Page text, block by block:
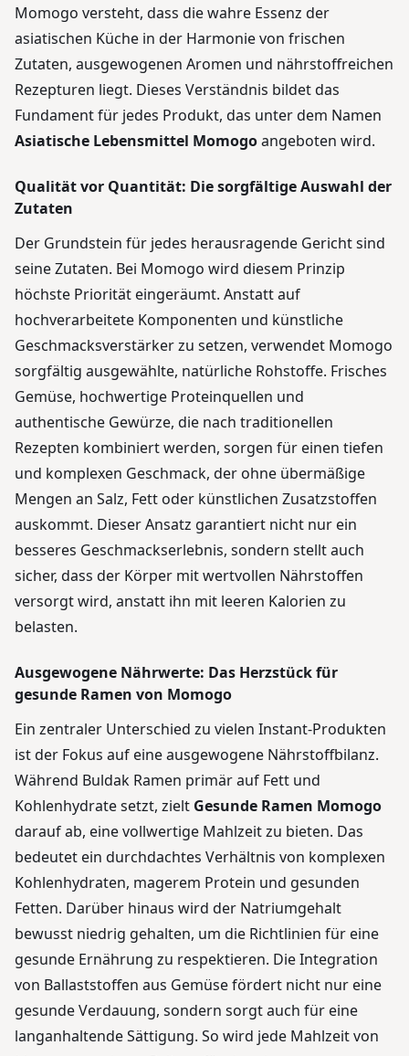
Momogo versteht, dass die wahre Essenz der
asiatischen Küche in der Harmonie von frischen
Zutaten, ausgewogenen Aromen und nährstoffreichen
Rezepturen liegt. Dieses Verständnis bildet das
Fundament für jedes Produkt, das unter dem Namen
Asiatische Lebensmittel Momogoangeboten wird.
Qualität vor Quantität: Die sorgfältige Auswahl der
Zutaten
Der Grundstein für jedes herausragende Gericht sind
seine Zutaten. Bei Momogo wird diesem Prinzip
höchste Priorität eingeräumt. Anstatt auf
hochverarbeitete Komponenten und künstliche
Geschmacksverstärker zu setzen, verwendet Momogo
sorgfältig ausgewählte, natürliche Rohstoffe. Frisches
Gemüse, hochwertige Proteinquellen und
authentische Gewürze, die nach traditionellen
Rezepten kombiniert werden, sorgen für einen tiefen
und komplexen Geschmack, der ohne übermäßige
Mengen an Salz, Fett oder künstlichen Zusatzstoffen
auskommt. Dieser Ansatz garantiert nicht nur ein
besseres Geschmackserlebnis, sondern stellt auch
sicher, dass der Körper mit wertvollen Nährstoffen
versorgt wird, anstatt ihn mit leeren Kalorien zu
belasten.
Ausgewogene Nährwerte: Das Herzstück für
gesunde Ramen von Momogo
Ein zentraler Unterschied zu vielen Instant-Produkten
ist der Fokus auf eine ausgewogene Nährstoffbilanz.
Während Buldak Ramen primär auf Fett und
Kohlenhydrate setzt, zielt Gesunde Ramen Momogo
darauf ab, eine vollwertige Mahlzeit zu bieten. Das
bedeutet ein durchdachtes Verhältnis von komplexen
Kohlenhydraten, magerem Protein und gesunden
Fetten. Darüber hinaus wird der Natriumgehalt
bewusst niedrig gehalten, um die Richtlinien für eine
gesunde Ernährung zu respektieren. Die Integration
von Ballaststoffen aus Gemüse fördert nicht nur eine
gesunde Verdauung, sondern sorgt auch für eine
langanhaltende Sättigung. So wird jede Mahlzeit von